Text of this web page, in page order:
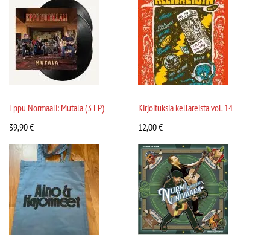
Eppu Normaali: Mutala (3 LP)
39,90€
Kirjoituksia kellareista vol. 14
12,00€